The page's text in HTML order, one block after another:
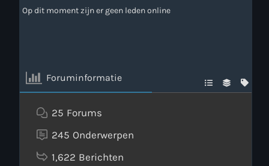
Op dit moment zijn er geen leden online
Foruminformatie
25 Forums
245 Onderwerpen
1,622 Berichten